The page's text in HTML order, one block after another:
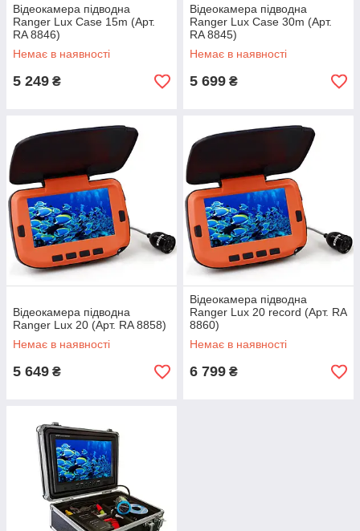
Відеокамера підводна
Ranger Lux Case 15m (Арт.
RA 8846)
Немає в наявності
5 249 ₴
Відеокамера підводна
Ranger Lux Case 30m (Арт.
RA 8845)
Немає в наявності
5 699 ₴
Відеокамера підводна
Ranger Lux 20 (Арт. RA 8858)
Немає в наявності
5 649 ₴
Відеокамера підводна
Ranger Lux 20 record (Арт. RA
8860)
Немає в наявності
6 799 ₴